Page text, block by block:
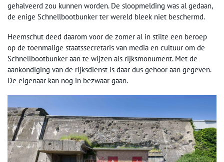
gehalveerd zou kunnen worden. De sloopmelding was al gedaan,
de enige Schnellbootbunker ter wereld bleek niet beschermd.
Heemschut deed daarom voor de zomer al in stilte een beroep
op de toenmalige staatssecretaris van media en cultuur om de
Schnellbootbunker aan te wijzen als rijksmonument. Met de
aankondiging van de rijksdienst is daar dus gehoor aan gegeven.
De eigenaar kan nog in bezwaar gaan.